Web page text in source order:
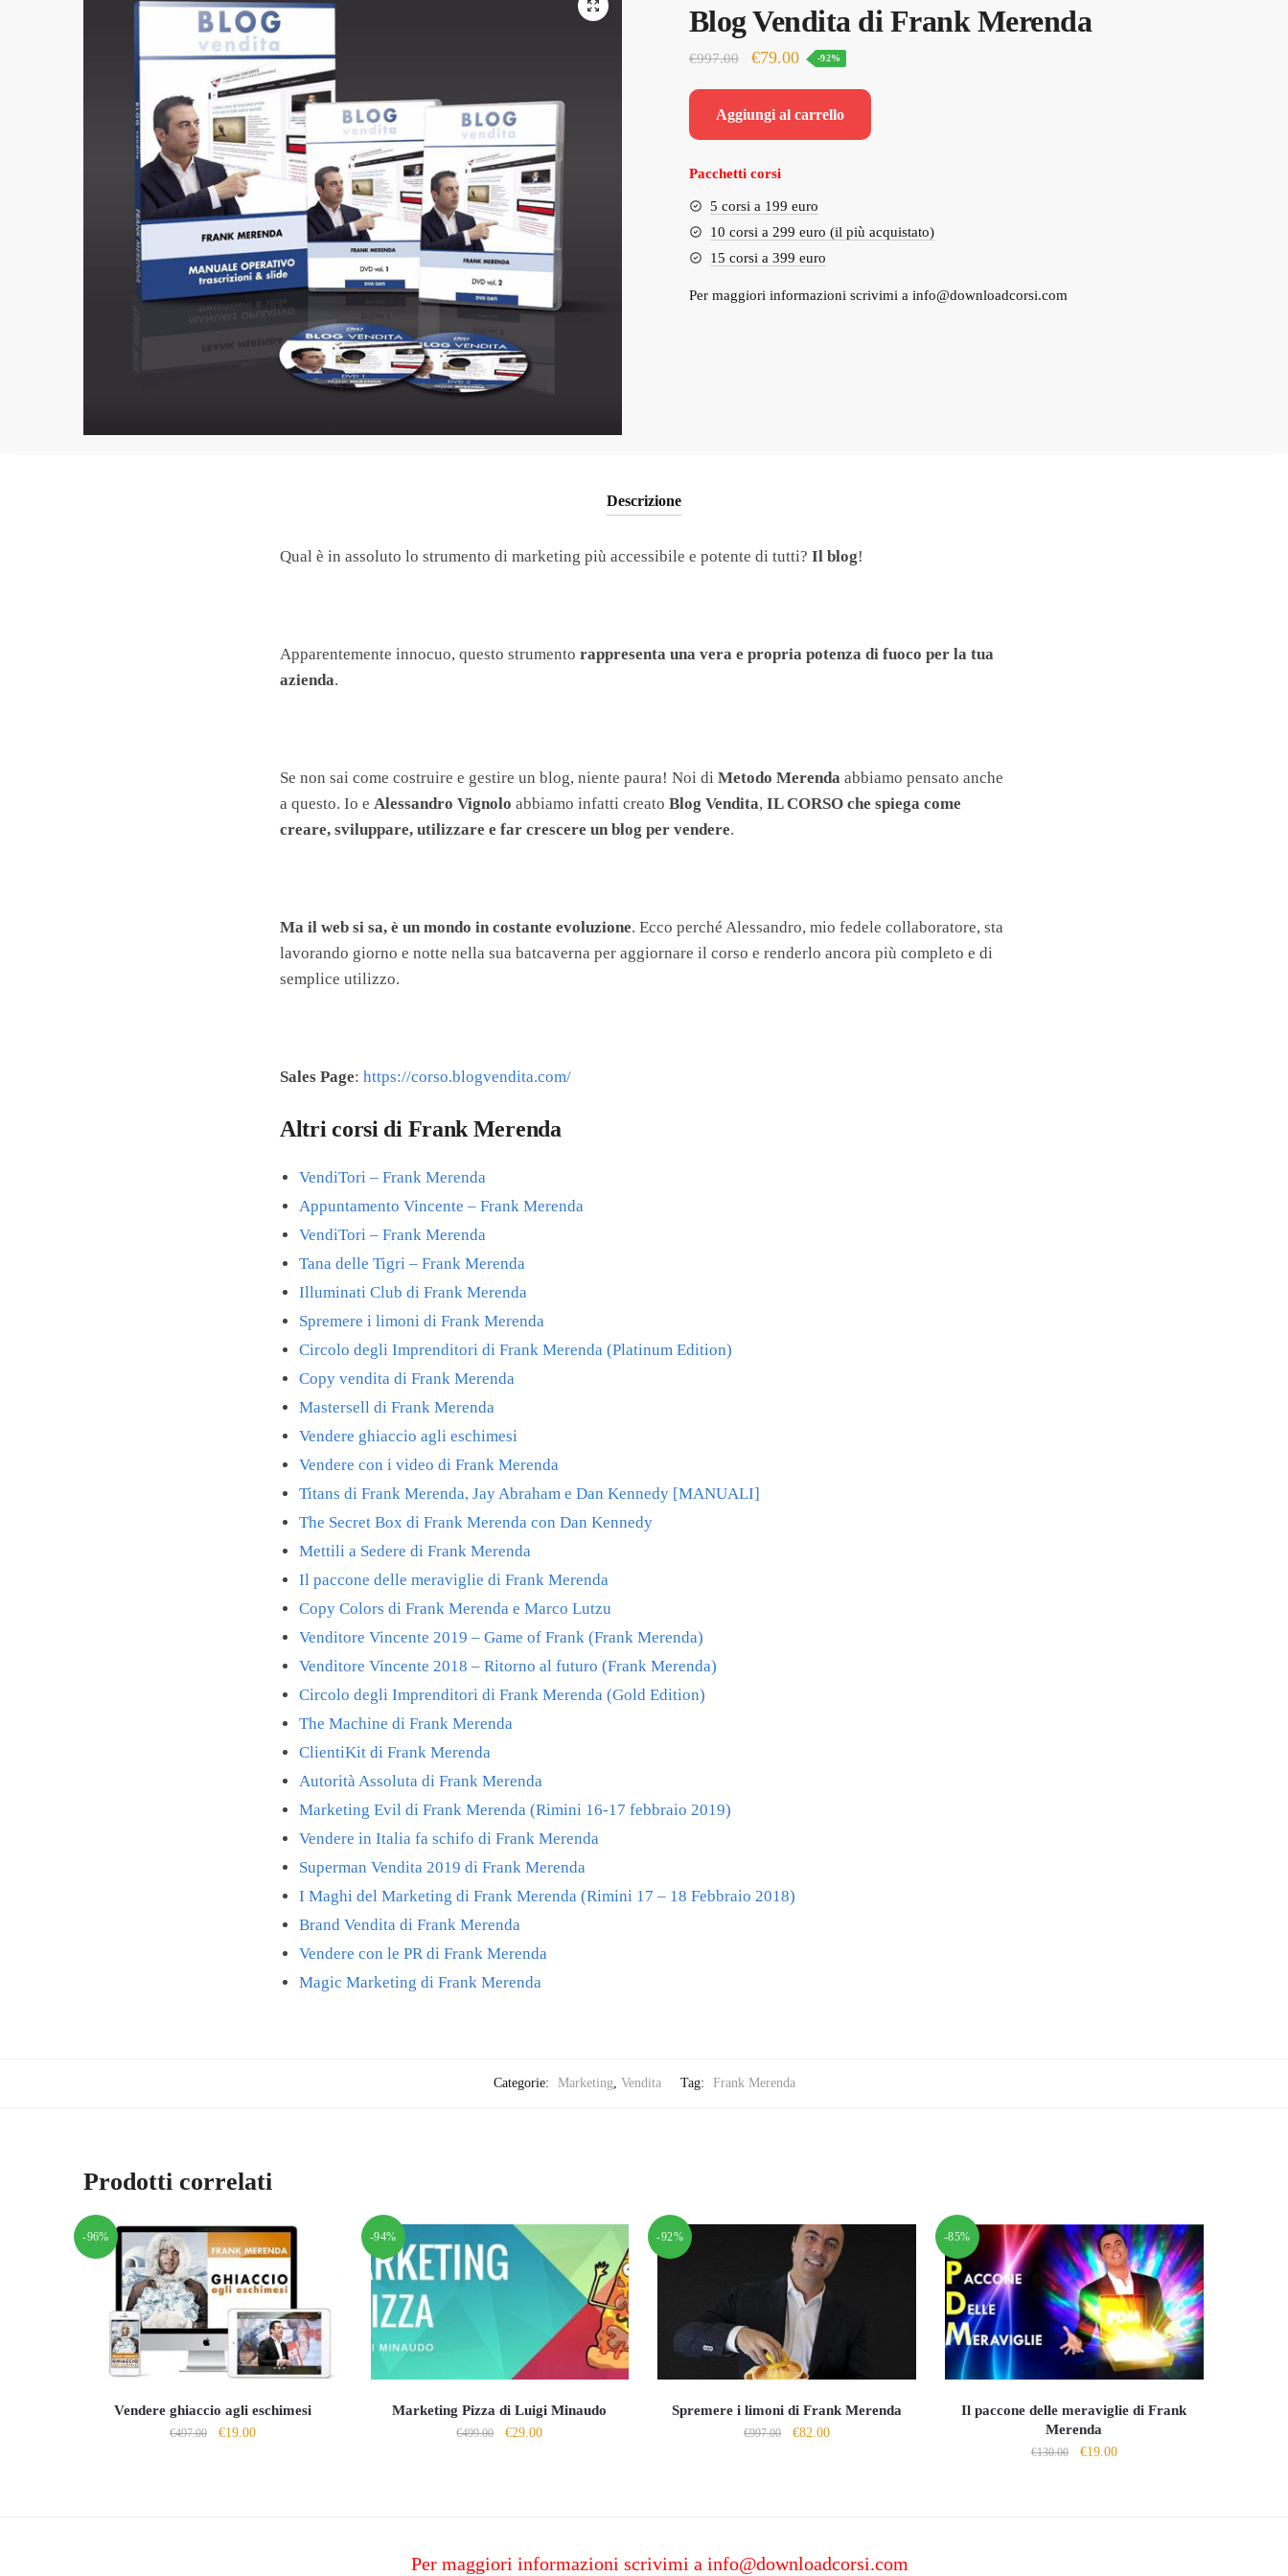
🔍 Blog Vendita di Frank Merenda
€997.00
Il
originale
era:
€997.00.
€79.00Il
attuale
è:
-92%
Aggiungi al carrello
Pacchetti corsi
5 corsi a 199 euro
10 corsi a 299 euro (il più acquistato)
15 corsi a 399 euro
Per maggiori informazioni scrivimi a info@downloadcorsi.com
Descrizione
Qual è in assoluto lo strumento di marketing più accessibile e potente di tutti?Il blog!
Apparentemente innocuo, questo strumentorappresenta una vera e propria potenza di fuoco per la tua
azienda.
Se non sai come costruire e gestire un blog, niente paura! Noi diMetodo Merenda abbiamo pensato anche
a questo. Io eAlessandro Vignolo abbiamo infatti creatoBlog Vendita,IL CORSO che spiega come
creare, sviluppare, utilizzare e far crescere un blog per vendere.
Ma il web si sa, è un mondo in costante evoluzione. Ecco perché Alessandro, mio fedele collaboratore, sta
lavorando giorno e notte nella sua batcaverna per aggiornare il corso e renderlo ancora più completo e di
semplice utilizzo.
Sales Page:https://corso.blogvendita.com/
Altri corsi di Frank Merenda
VendiTori – Frank Merenda
Appuntamento Vincente – Frank Merenda
VendiTori – Frank Merenda
Tana delle Tigri – Frank Merenda
Illuminati Club di Frank Merenda
Spremere i limoni di Frank Merenda
Circolo degli Imprenditori di Frank Merenda (Platinum Edition)
Copy vendita di Frank Merenda
Mastersell di Frank Merenda
Vendere ghiaccio agli eschimesi
Vendere con i video di Frank Merenda
Titans di Frank Merenda, Jay Abraham e Dan Kennedy [MANUALI]
The Secret Box di Frank Merenda con Dan Kennedy
Mettili a Sedere di Frank Merenda
Il paccone delle meraviglie di Frank Merenda
Copy Colors di Frank Merenda e Marco Lutzu
Venditore Vincente 2019 – Game of Frank (Frank Merenda)
Venditore Vincente 2018 – Ritorno al futuro (Frank Merenda)
Circolo degli Imprenditori di Frank Merenda (Gold Edition)
The Machine di Frank Merenda
ClientiKit di Frank Merenda
Autorità Assoluta di Frank Merenda
Marketing Evil di Frank Merenda (Rimini 16-17 febbraio 2019)
Vendere in Italia fa schifo di Frank Merenda
Superman Vendita 2019 di Frank Merenda
I Maghi del Marketing di Frank Merenda (Rimini 17 – 18 Febbraio 2018)
Brand Vendita di Frank Merenda
Vendere con le PR di Frank Merenda
Magic Marketing di Frank Merenda
Categorie: Marketing, Vendita Tag: Frank Merenda
Prodotti correlati
-96%
Vendere ghiaccio agli eschimesi
€497.00
Il
€19.00Il
-94%
Marketing Pizza di Luigi Minaudo
€499.00
Il
€29.00Il
-92%
Spremere i limoni di Frank Merenda
€997.00
Il
€82.00Il
-85%
Il paccone delle meraviglie di Frank
Merenda
€130.00
Il
€19.00Il
Per maggiori informazioni scrivimi a info@downloadcorsi.com